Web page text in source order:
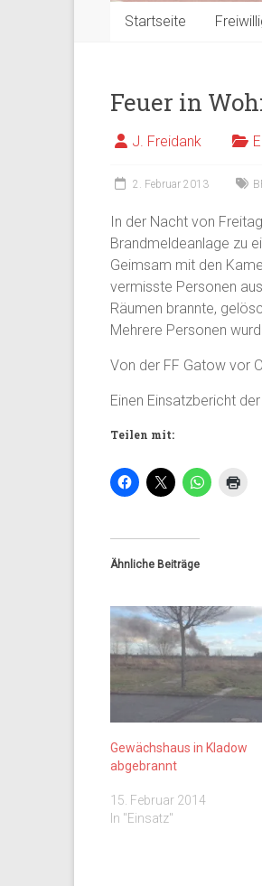
Startseite
Feuer in
J. Freidank
2. Februar 2013
In der Nacht von
Brandmeldeanlage zu
Geimsam mit den
vermisste Personen
Räumen brannte,
Mehrere Personen
Von der FF Gatow vor
Einen Einsatzbericht
Teilen mit:
Ähnliche Beiträge
Gewächshaus in Kladow
abgebrannt
15. Februar 2014
In "Einsatz"